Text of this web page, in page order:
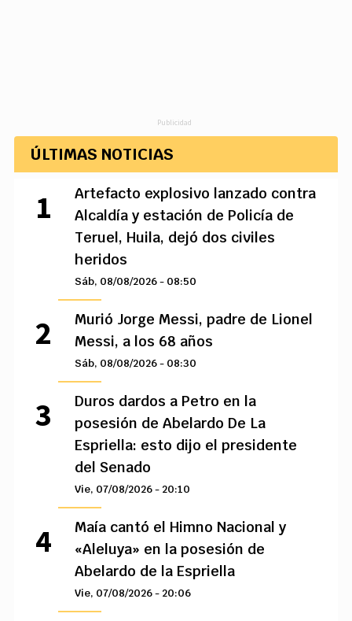
Publicidad
ÚLTIMAS NOTICIAS
Artefacto explosivo lanzado contra
Alcaldía y estación de Policía de
Teruel, Huila, dejó dos civiles
heridos
Sáb, 08/08/2026 - 08:50
Murió Jorge Messi, padre de Lionel
Messi, a los 68 años
Sáb, 08/08/2026 - 08:30
Duros dardos a Petro en la
posesión de Abelardo De La
Espriella: esto dijo el presidente
del Senado
Vie, 07/08/2026 - 20:10
Maía cantó el Himno Nacional y
«Aleluya» en la posesión de
Abelardo de la Espriella
Vie, 07/08/2026 - 20:06